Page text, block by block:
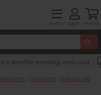
menu login mand
is dezelfde werkdag verstuurd
/ Machines / Industriële